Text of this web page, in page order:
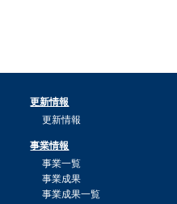
更新情報
更新情報
事業情報
事業一覧
事業成果
事業成果一覧